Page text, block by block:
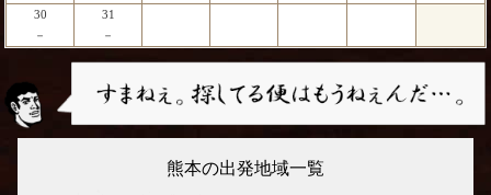
30
－
31
－
熊本の出発地域一覧